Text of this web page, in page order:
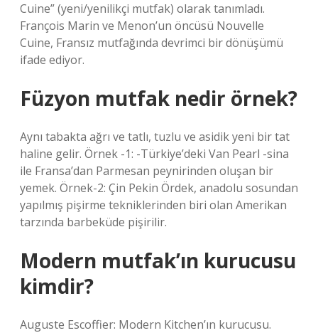
Cuine” (yeni/yenilikçi mutfak) olarak tanımladı.
François Marin ve Menon’un öncüsü Nouvelle
Cuine, Fransız mutfağında devrimci bir dönüşümü
ifade ediyor.
Füzyon mutfak nedir örnek?
Aynı tabakta ağrı ve tatlı, tuzlu ve asidik yeni bir tat
haline gelir. Örnek -1: -Türkiye’deki Van Pearl -sina
ile Fransa’dan Parmesan peynirinden oluşan bir
yemek. Örnek-2: Çin Pekin Ördek, anadolu sosundan
yapılmış pişirme tekniklerinden biri olan Amerikan
tarzında barbeküde pişirilir.
Modern mutfak’ın kurucusu
kimdir?
Auguste Escoffier: Modern Kitchen’ın kurucusu.